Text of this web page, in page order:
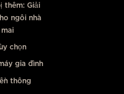
thêm: Giải
ngôi nhà
chọn
gia đình
thông